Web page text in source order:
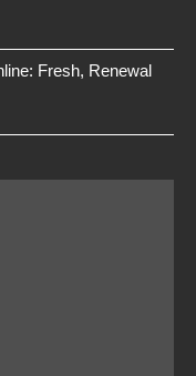
Fresh, Renewal